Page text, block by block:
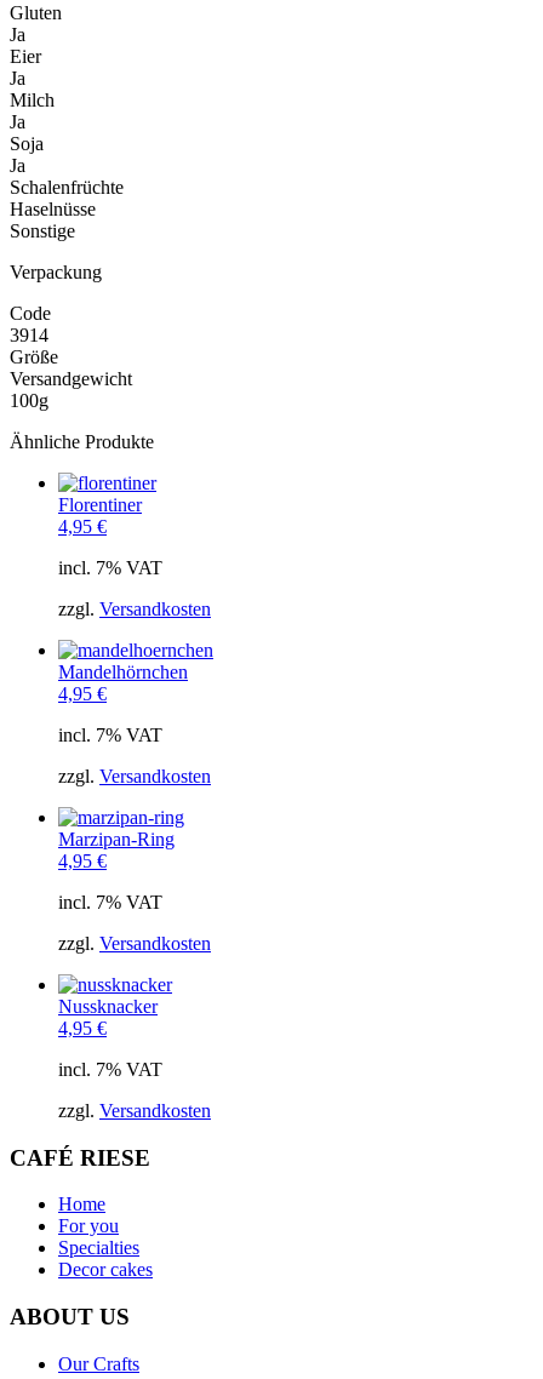
Gluten
Ja
Eier
Ja
Milch
Ja
Soja
Ja
Schalenfrüchte
Haselnüsse
Sonstige
Verpackung
Code
3914
Größe
Versandgewicht
100g
Ähnliche Produkte
Florentiner
4,95 €
incl. 7% VAT
zzgl. Versandkosten
Mandelhörnchen
4,95 €
incl. 7% VAT
zzgl. Versandkosten
Marzipan-Ring
4,95 €
incl. 7% VAT
zzgl. Versandkosten
Nussknacker
4,95 €
incl. 7% VAT
zzgl. Versandkosten
CAFÉ RIESE
Home
For you
Specialties
Decor cakes
ABOUT US
Our Crafts